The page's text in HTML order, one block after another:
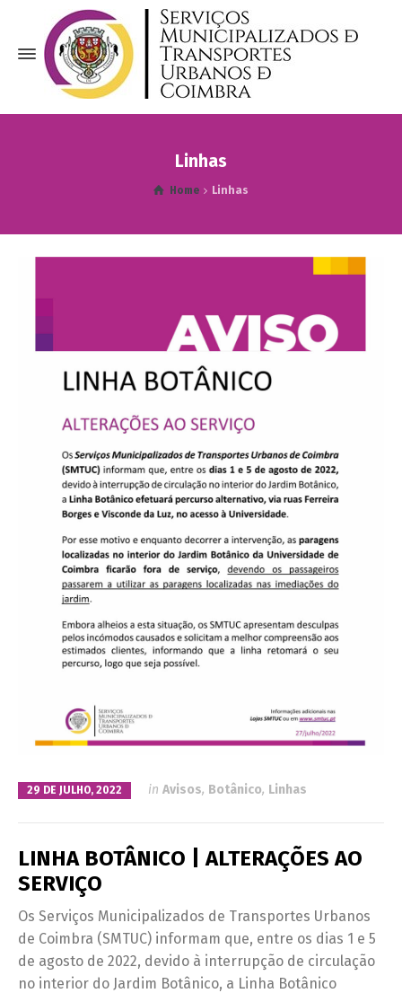
Linhas
Home Linhas
29 DE JULHO, 2022 in Avisos, Botânico, Linhas
LINHA BOTÂNICO | ALTERAÇÕES AO
SERVIÇO
Os Serviços Municipalizados de Transportes Urbanos
de Coimbra (SMTUC) informam que, entre os dias 1 e 5
de agosto de 2022, devido à interrupção de circulação
no interior do Jardim Botânico, a Linha Botânico